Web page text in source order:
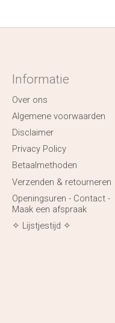
Informatie
Over ons
Algemene voorwaarden
Disclaimer
Privacy Policy
Betaalmethoden
Verzenden & retourneren
Openingsuren - Contact -
Maak een afspraak
✧ Lijstjestijd ✧